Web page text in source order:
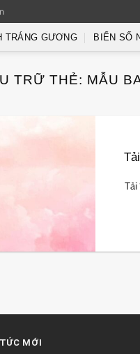
TRÁNG GƯƠNG BIỂN SỐ
TRỮ THẺ: MẪU
MỚI